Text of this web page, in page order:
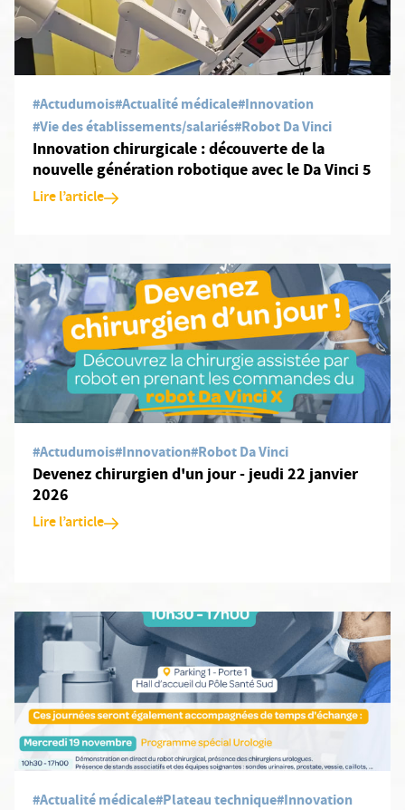
#Actudumois#Actualité médicale#Innovation
#Vie des établissements/salariés#Robot Da Vinci
Innovation chirurgicale : découverte de la
nouvelle génération robotique avec le Da Vinci 5
Lire l’article
En savoir plus: Devenez chirurgien d'un jour - jeudi 22 janvier
#Actudumois#Innovation#Robot Da Vinci
Devenez chirurgien d'un jour - jeudi 22 janvier
2026
Lire l’article
En savoir plus: Journées "Devenez chirurgien d'un jour !"
#Actualité médicale#Plateau technique#Innovation